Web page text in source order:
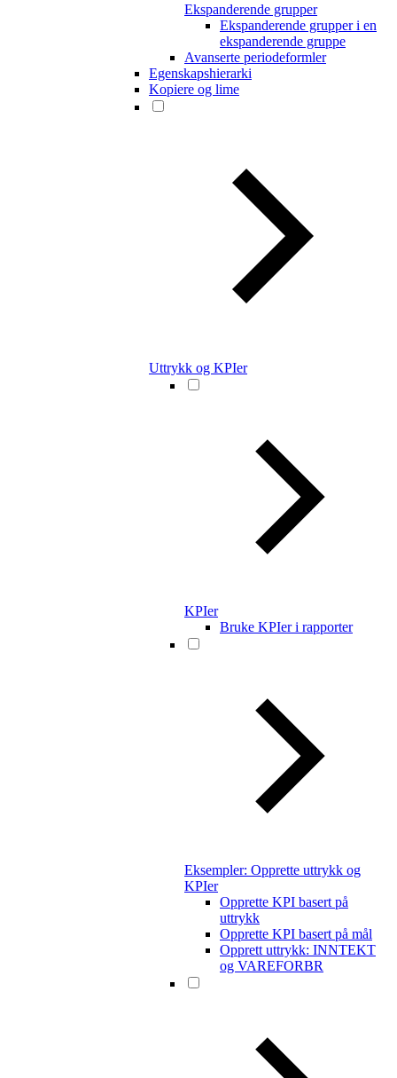
Ekspanderende grupper
Ekspanderende grupper i en
ekspanderende gruppe
Avanserte periodeformler
Egenskapshierarki
Kopiere og lime
Uttrykk og KPIer
KPIer
Bruke KPIer i rapporter
Eksempler: Opprette uttrykk og
KPIer
Opprette KPI basert på
uttrykk
Opprette KPI basert på mål
Opprett uttrykk: INNTEKT
og VAREFORBR